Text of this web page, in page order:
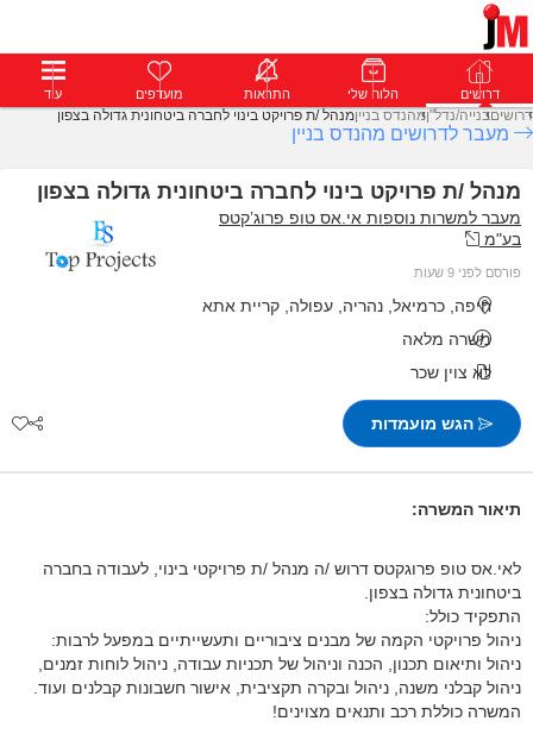
דרושים פרופילים הודעות פרימיום דרושים הלוח שלי התראות מועדפים עוד
דרושיםבנייה/נדל"ןמהנדס בנייןמנהל /ת פרויקט בינוי לחברה ביטחונית גדולה בצפון
מעבר לדרושים מהנדס בניין
מנהל /ת פרויקט בינוי לחברה ביטחונית גדולה בצפון
מעבר למשרות נוספות אי.אס טופ פרוג’קטס
בע"מ
פורסם לפני 9 שעות
חיפה, כרמיאל, נהריה, עפולה, קריית אתא
משרה מלאה
לא צוין שכר
הגש מועמדות
תיאור המשרה:
לאי.אס טופ פרוגקטס דרוש /ה מנהל /ת פרויקטי בינוי, לעבודה בחברה
ביטחונית גדולה בצפון.
התפקיד כולל:
ניהול פרויקטי הקמה של מבנים ציבוריים ותעשייתיים במפעל לרבות:
ניהול ותיאום תכנון, הכנה וניהול של תכניות עבודה, ניהול לוחות זמנים,
ניהול קבלני משנה, ניהול ובקרה תקציבית, אישור חשבונות קבלנים ועוד.
המשרה כוללת רכב ותנאים מצוינים!